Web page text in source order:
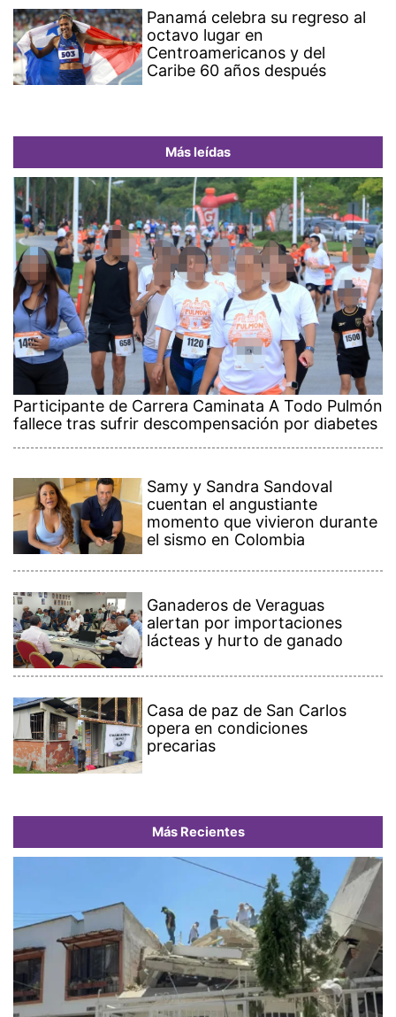
Panamá celebra su regreso al
octavo lugar en
Centroamericanos y del
Caribe 60 años después
Más leídas
Participante de Carrera Caminata A Todo Pulmón
fallece tras sufrir descompensación por diabetes
Samy y Sandra Sandoval
cuentan el angustiante
momento que vivieron durante
el sismo en Colombia
Ganaderos de Veraguas
alertan por importaciones
lácteas y hurto de ganado
Casa de paz de San Carlos
opera en condiciones
precarias
Más Recientes